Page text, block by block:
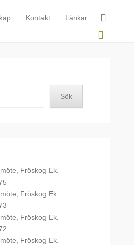
Kontakt Länkar
Sök
Fröskog Ek.
Fröskog Ek.
Fröskog Ek.
Fröskog Ek.